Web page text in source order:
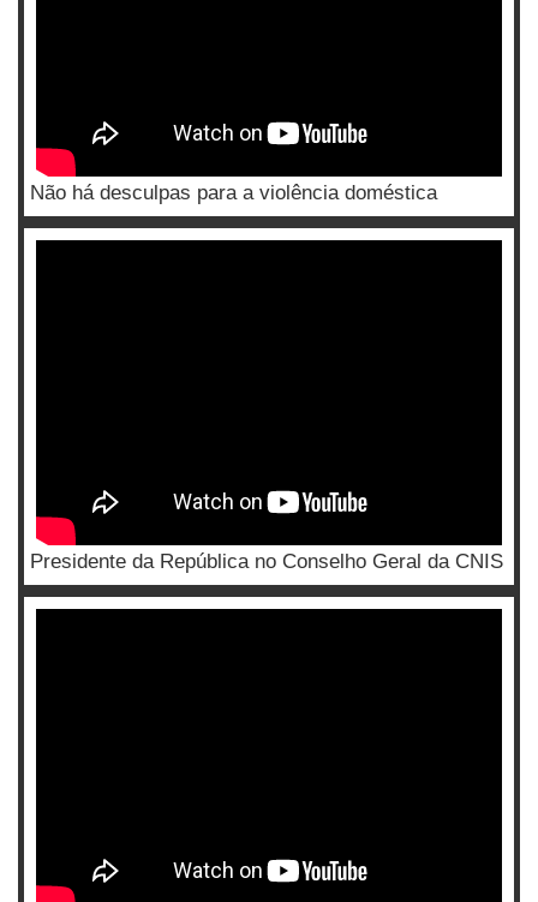
Não há desculpas para a violência doméstica
Presidente da República no Conselho Geral da CNIS